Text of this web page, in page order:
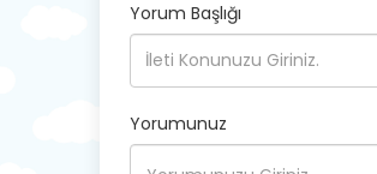
Yorum Başlığı
Yorumunuz